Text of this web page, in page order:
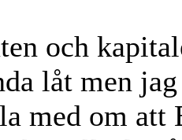
och
låt men
med om att